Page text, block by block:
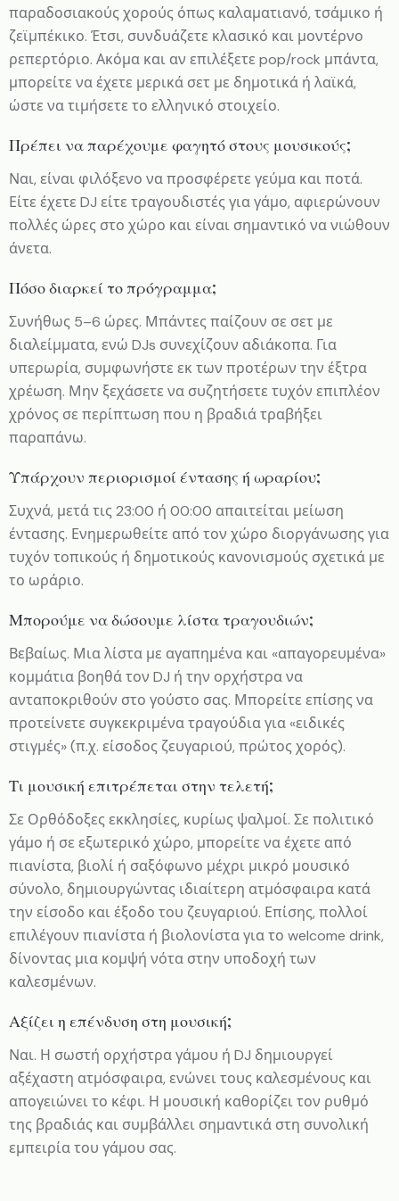
παραδοσιακούς χορούς όπως καλαματιανό, τσάμικο ή
ζεϊμπέκικο. Έτσι, συνδυάζετε κλασικό και μοντέρνο
ρεπερτόριο. Ακόμα και αν επιλέξετε pop/rock μπάντα,
μπορείτε να έχετε μερικά σετ με δημοτικά ή λαϊκά,
ώστε να τιμήσετε το ελληνικό στοιχείο.
Πρέπει να παρέχουμε φαγητό στους μουσικούς;
Ναι, είναι φιλόξενο να προσφέρετε γεύμα και ποτά.
Είτε έχετε DJ είτε τραγουδιστές για γάμο, αφιερώνουν
πολλές ώρες στο χώρο και είναι σημαντικό να νιώθουν
άνετα.
Πόσο διαρκεί το πρόγραμμα;
Συνήθως 5–6 ώρες. Μπάντες παίζουν σε σετ με
διαλείμματα, ενώ DJs συνεχίζουν αδιάκοπα. Για
υπερωρία, συμφωνήστε εκ των προτέρων την έξτρα
χρέωση. Μην ξεχάσετε να συζητήσετε τυχόν επιπλέον
χρόνος σε περίπτωση που η βραδιά τραβήξει
παραπάνω.
Υπάρχουν περιορισμοί έντασης ή ωραρίου;
Συχνά, μετά τις 23:00 ή 00:00 απαιτείται μείωση
έντασης. Ενημερωθείτε από τον χώρο διοργάνωσης για
τυχόν τοπικούς ή δημοτικούς κανονισμούς σχετικά με
το ωράριο.
Μπορούμε να δώσουμε λίστα τραγουδιών;
Βεβαίως. Μια λίστα με αγαπημένα και «απαγορευμένα»
κομμάτια βοηθά τον DJ ή την ορχήστρα να
ανταποκριθούν στο γούστο σας. Μπορείτε επίσης να
προτείνετε συγκεκριμένα τραγούδια για «ειδικές
στιγμές» (π.χ. είσοδος ζευγαριού, πρώτος χορός).
Τι μουσική επιτρέπεται στην τελετή;
Σε Ορθόδοξες εκκλησίες, κυρίως ψαλμοί. Σε πολιτικό
γάμο ή σε εξωτερικό χώρο, μπορείτε να έχετε από
πιανίστα, βιολί ή σαξόφωνο μέχρι μικρό μουσικό
σύνολο, δημιουργώντας ιδιαίτερη ατμόσφαιρα κατά
την είσοδο και έξοδο του ζευγαριού. Επίσης, πολλοί
επιλέγουν πιανίστα ή βιολονίστα για το welcome drink,
δίνοντας μια κομψή νότα στην υποδοχή των
καλεσμένων.
Αξίζει η επένδυση στη μουσική;
Ναι. Η σωστή ορχήστρα γάμου ή DJ δημιουργεί
αξέχαστη ατμόσφαιρα, ενώνει τους καλεσμένους και
απογειώνει το κέφι. Η μουσική καθορίζει τον ρυθμό
της βραδιάς και συμβάλλει σημαντικά στη συνολική
εμπειρία του γάμου σας.